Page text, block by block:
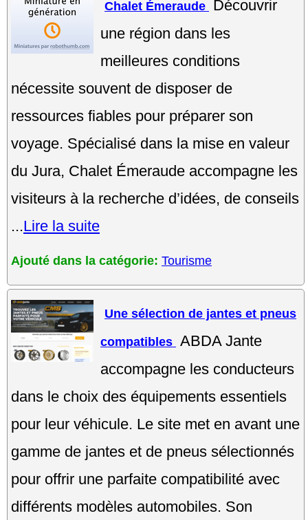
Chalet Émeraude
Découvrir
une région dans les
meilleures conditions
nécessite souvent de disposer de
ressources fiables pour préparer son
voyage. Spécialisé dans la mise en valeur
du Jura, Chalet Émeraude accompagne les
visiteurs à la recherche d’idées, de conseils
...Lire la suite
Ajouté dans la catégorie: Tourisme
Une sélection de jantes et pneus
compatibles ABDA Jante
accompagne les conducteurs
dans le choix des équipements essentiels
pour leur véhicule. Le site met en avant une
gamme de jantes et de pneus sélectionnés
pour offrir une parfaite compatibilité avec
différents modèles automobiles. Son